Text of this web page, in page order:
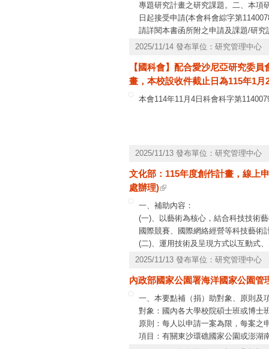
專題研究計畫之研究課題。二、本項
日起接受申請(本會科會綜字第
請詳閱本書函所附之申請及課題/研
研究(TDR)精神，並強化原住民族相
究發展處網頁(https://
災學門計畫課題相關事宜，請洽詢
2025/11/14 發布單位：研究管理中心
【國科會】配合愛沙尼亞研究委
畫，本校設收件截止日為115年1月
本會114年11月4日科會科字第
2025/11/13 發布單位：研究管理中心
文化部：115年度創作計畫，線上
處辦理)
一、補助內容：
(一)、以藝術為核心，結合科技技術
國際競賽、國際網絡經營等科技藝術
(二)、運用技術及呈現方式以互動式
覺、表演藝術創作。
(一)、個人：領有中華民國國民身分
(二)、團體：依中華民國法律設立、
或團體。
三、線上申請及相關說明請至文化部
6544、電郵cyt@moc.gov.tw ）。
2025/11/13 發布單位：研究管理中心
內政部國家公園署海洋國家公園管
一、本要點補（捐）助對象、原則及
對象：國內各大學校院碩士班或博士
原則：每人以申請一案為限，每案之
項目：有關東沙環礁國家公園或澎湖